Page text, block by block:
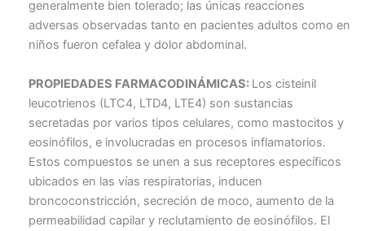
generalmente bien tolerado; las únicas reacciones
adversas observadas tanto en pacientes adultos como en
niños fueron cefalea y dolor abdominal.
PROPIEDADES FARMACODINÁMICAS: Los cisteinil
leucotrienos (LTC4, LTD4, LTE4) son sustancias
secretadas por varios tipos celulares, como mastocitos y
eosinófilos, e involucradas en procesos inflamatorios.
Estos compuestos se unen a sus receptores específicos
ubicados en las vías respiratorias, inducen
broncoconstricción, secreción de moco, aumento de la
permeabilidad capilar y reclutamiento de eosinófilos. El